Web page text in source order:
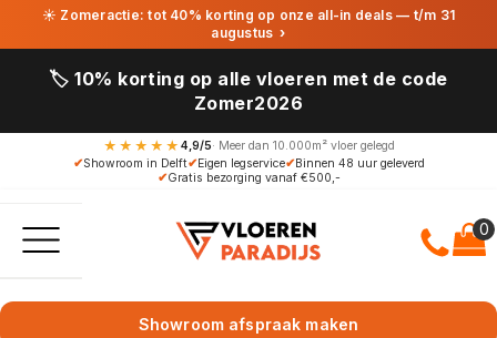
☀ Zomeractie: tot 40% korting op onze all-in deals — t/m 31
augustus ›
🏷️ 10% korting op alle vloeren met de code
Zomer2026
★★★★★ 4,9/5· Meer dan 10.000m² vloer gelegd
✔Showroom in Delft✔Eigen legservice✔Binnen 48 uur geleverd
✔Gratis bezorging vanaf €500,-
Showroom afspraak maken